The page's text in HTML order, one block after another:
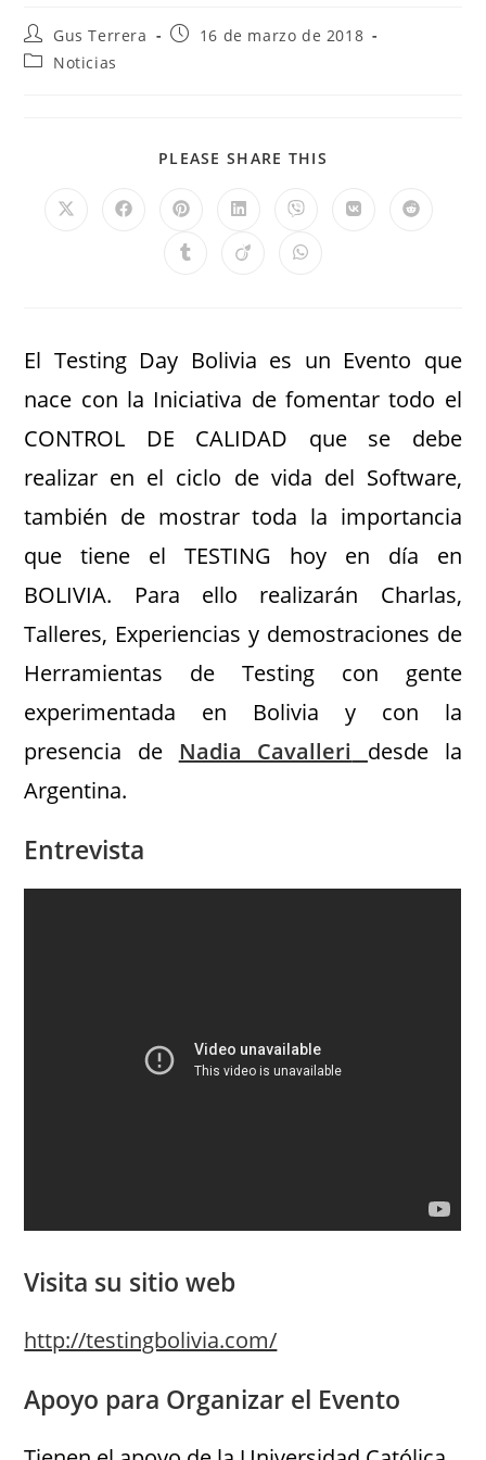
Gus Terrera
16 de marzo de 2018
Noticias
PLEASE SHARE THIS
El Testing Day Bolivia es un Evento que
nace con la Iniciativa de fomentar todo el
CONTROL DE CALIDAD que se debe
realizar en el ciclo de vida del Software,
también de mostrar toda la importancia
que tiene el TESTING hoy en día en
BOLIVIA. Para ello realizarán Charlas,
Talleres, Experiencias y demostraciones de
Herramientas de Testing con gente
experimentada en Bolivia y con la
presencia de Nadia Cavalleri
desde la
Argentina.
Entrevista
Visita su sitio web
http://testingbolivia.com/
Apoyo para Organizar el Evento